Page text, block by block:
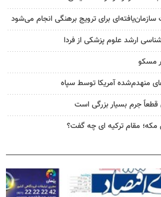
برای ترویج برهنگی انجام می‌شود
ارشد علوم پزشکی از فردا
مسکو
منهدم‌شده آمریکا توسط سپاه
جرم بسیار بزرگی است
مکه؛ مقام ترکیه ای چه گفت؟